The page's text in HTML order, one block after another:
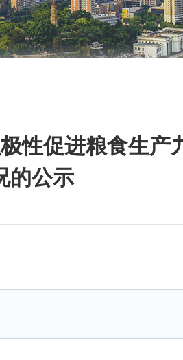
性促进粮食生产
的公示